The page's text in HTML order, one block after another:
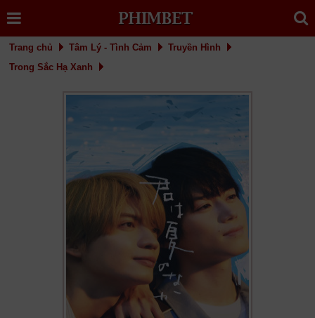
Trang chủ Tâm Lý - Tình Cảm
Truyền Hình
Trong Sắc Hạ Xanh